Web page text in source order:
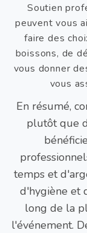
Soutien
peuvent vous
faire des
boissons, de
vous donner
vous
En résumé,
plutôt que
temps et
d'hygiène et
long de la
l'événement.